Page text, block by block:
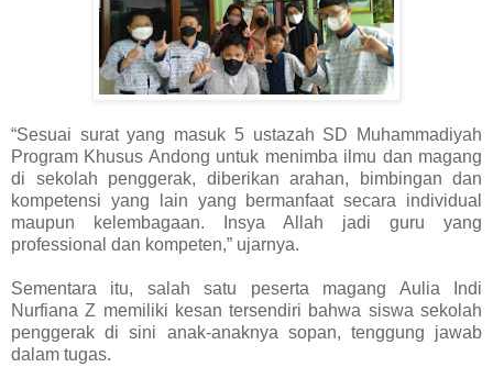
“Sesuai surat yang masuk 5 ustazah SD Muhammadiyah
Program Khusus Andong untuk menimba ilmu dan magang
di sekolah penggerak, diberikan arahan, bimbingan dan
kompetensi yang lain yang bermanfaat secara individual
maupun kelembagaan. Insya Allah jadi guru yang
professional dan kompeten,” ujarnya.
Sementara itu, salah satu peserta magang Aulia Indi
Nurfiana Z memiliki kesan tersendiri bahwa siswa sekolah
penggerak di sini anak-anaknya sopan, tenggung jawab
dalam tugas.